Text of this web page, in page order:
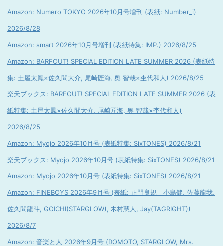
Amazon: Numero TOKYO 2026年10月号増刊 (表紙: Number_i)
2026/8/28
Amazon: smart 2026年10月号増刊 (表紙特集: IMP.) 2026/8/25
Amazon: BARFOUT! SPECIAL EDITION LATE SUMMER 2026 (表紙特
集: 土屋太鳳×佐久間大介, 尾崎匠海, 奥 智哉×杢代和人) 2026/8/25
楽天ブックス: BARFOUT! SPECIAL EDITION LATE SUMMER 2026 (表
紙特集: 土屋太鳳×佐久間大介, 尾崎匠海, 奥 智哉×杢代和人)
2026/8/25
Amazon: Myojo 2026年10月号 (表紙特集: SixTONES) 2026/8/21
楽天ブックス: Myojo 2026年10月号 (表紙特集: SixTONES) 2026/8/21
Amazon: Myojo 2026年10月号 (表紙特集: SixTONES) 2026/8/21
Amazon: FINEBOYS 2026年9月号 (表紙: 正門良規 小島健, 佐藤龍我,
佐久間龍斗, GOICHI(STARGLOW), 木村慧人, Jay(TAGRIGHT))
2026/8/7
Amazon: 音楽と人 2026年9月号 (DOMOTO, STARGLOW, Mrs.